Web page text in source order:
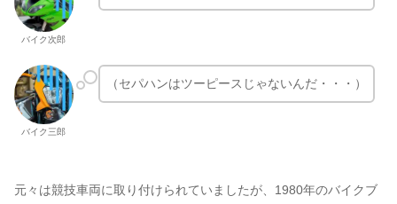
バイク次郎
バイク三郎
（セパハンはツーピースじゃないんだ・・・）
元々は競技車両に取り付けられていましたが、1980年のバイクブ